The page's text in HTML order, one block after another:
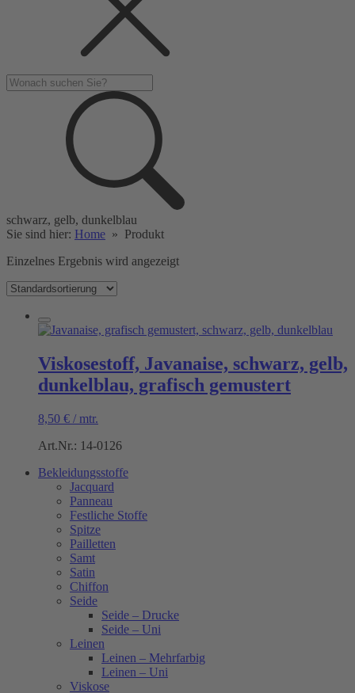
schwarz, gelb, dunkelblau
Sie sind hier: Home » Produkt
Einzelnes Ergebnis wird angezeigt
Viskosestoff, Javanaise, schwarz, gelb,
dunkelblau, grafisch gemustert
8,50 € / mtr.
Art.Nr.: 14-0126
Bekleidungsstoffe
Jacquard
Panneau
Festliche Stoffe
Spitze
Pailletten
Samt
Satin
Chiffon
Seide
Seide – Drucke
Seide – Uni
Leinen
Leinen – Mehrfarbig
Leinen – Uni
Viskose